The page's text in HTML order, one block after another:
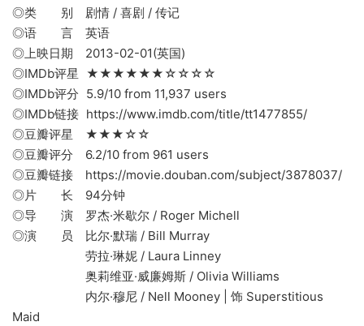
◎类 别 剧情 / 喜剧 / 传记
◎语 言 英语
◎上映日期 2013-02-01(英国)
◎IMDb评星 ★★★★★★☆☆☆☆
◎IMDb评分 5.9/10 from 11,937 users
◎IMDb链接 https://www.imdb.com/title/tt1477855/
◎豆瓣评星 ★★★☆☆
◎豆瓣评分 6.2/10 from 961 users
◎豆瓣链接 https://movie.douban.com/subject/3878037/
◎片 长 94分钟
◎导 演 罗杰·米歇尔 / Roger Michell
◎演 员 比尔·默瑞 / Bill Murray
劳拉·琳妮 / Laura Linney
奥莉维亚·威廉姆斯 / Olivia Williams
内尔·穆尼 / Nell Mooney | 饰 Superstitious
Maid